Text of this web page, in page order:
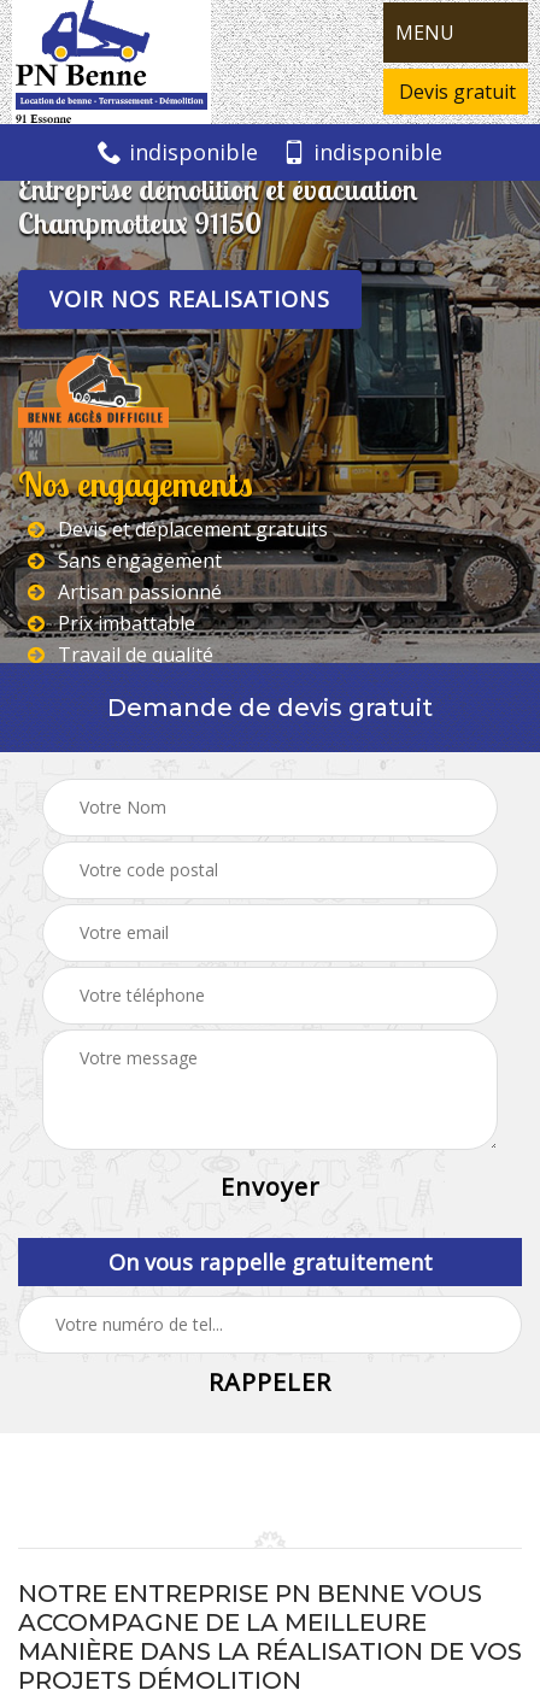
MENU
Devis gratuit
indisponible indisponible
Entreprise démolition et évacuation
Champmotteux 91150
VOIR NOS REALISATIONS
Nos engagements
Devis et déplacement gratuits
Sans engagement
Artisan passionné
Prix imbattable
Travail de qualité
Demande de devis gratuit
On vous rappelle gratuitement
NOTRE ENTREPRISE PN BENNE VOUS
ACCOMPAGNE DE LA MEILLEURE
MANIÈRE DANS LA RÉALISATION DE VOS
PROJETS DÉMOLITION